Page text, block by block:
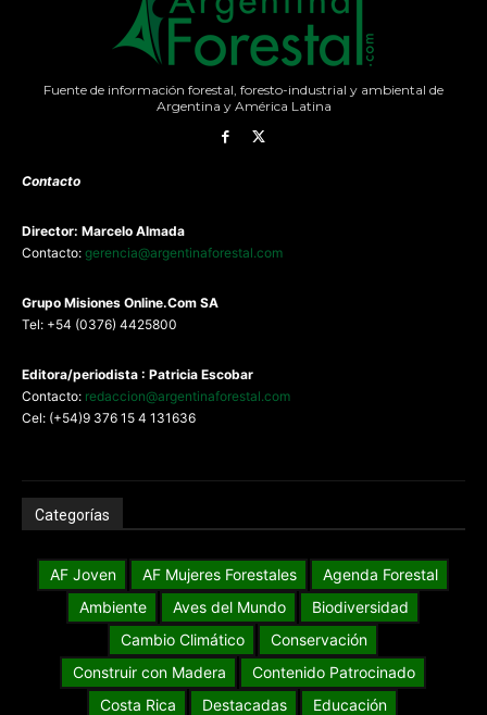
Fuente de información forestal, foresto-industrial y ambiental de
Argentina y América Latina
Contacto
Director: Marcelo Almada
Contacto: gerencia@argentinaforestal.com
Grupo Misiones Online.Com SA
Tel: +54 (0376) 4425800
Editora/periodista : Patricia Escobar
Contacto: redaccion@argentinaforestal.com
Cel: (+54)9 376 15 4 131636
Categorías
AF Joven AF Mujeres Forestales
Agenda Forestal
Ambiente
Aves del Mundo
Biodiversidad
Cambio Climático
Conservación
Construir con Madera
Contenido Patrocinado
Costa Rica
Destacadas
Educación